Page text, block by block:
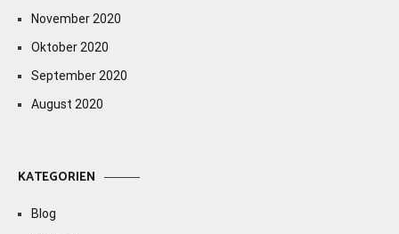
November 2020
Oktober 2020
September 2020
August 2020
KATEGORIEN
Blog